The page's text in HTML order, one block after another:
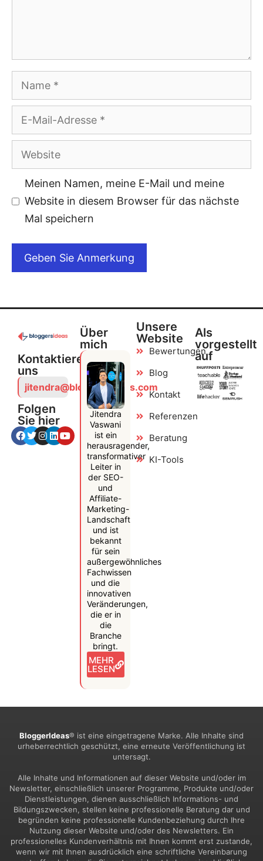
Meinen Namen, meine E-Mail und meine
Website in diesem Browser für das nächste
Mal speichern
Kontaktiere
uns
jitendra@bloggersideas.com
Folgen
Sie hier
Über
mich
Jitendra
Vaswani
ist ein
herausragender,
transformativer
Leiter in
der SEO-
und
Affiliate-
Marketing-
Landschaft
und ist
bekannt
für sein
außergewöhnliches
Fachwissen
und die
innovativen
Veränderungen,
die er in
die
Branche
bringt.
MEHR
LESEN
Unsere
Website
Bewertungen
Blog
Kontakt
Referenzen
Beratung
KI-Tools
Als
vorgestellt
auf
BloggerIdeas® ist eine eingetragene Marke. Alle Inhalte sind
urheberrechtlich geschützt, eine erneute Veröffentlichung ist
untersagt.
Alle Inhalte und Informationen auf dieser Website und/oder im
Newsletter, einschließlich unserer Programme, Produkte und/oder
Dienstleistungen, dienen ausschließlich Informations- und
Bildungszwecken, stellen keine professionelle Beratung dar und
begründen keine professionelle Kundenbeziehung durch Ihre
Nutzung dieser Website und/oder des Newsletters. Ein
professionelles Kundenverhältnis mit Ihnen kommt erst zustande,
wenn wir mit Ihnen ausdrücklich eine schriftliche Vereinbarung